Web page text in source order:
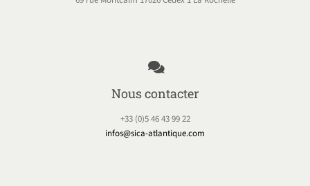
Nous contacter
+33 (0)5 46 43 99 22
infos@sica-atlantique.com